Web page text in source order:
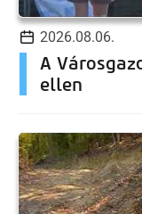
2026.08.06.
A
ellen